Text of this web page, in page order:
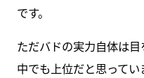
です。
ただバドの実力自体は
中でも上位だと思ってい